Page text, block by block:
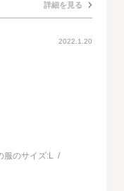
詳細を見る
2022.1.20
服のサイズ:L